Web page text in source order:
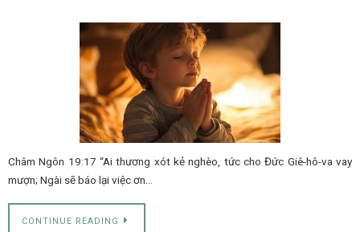
Châm Ngôn 19:17 “Ai thương xót kẻ nghèo, tức cho Đức Giê-hô-va vay
mượn; Ngài sẽ báo lại việc ơn…
CONTINUE READING